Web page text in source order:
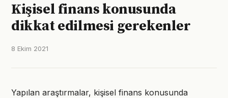
Kişisel finans konusunda
dikkat edilmesi gerekenler
8 Ekim 2021
Yapılan araştırmalar, kişisel finans konusunda